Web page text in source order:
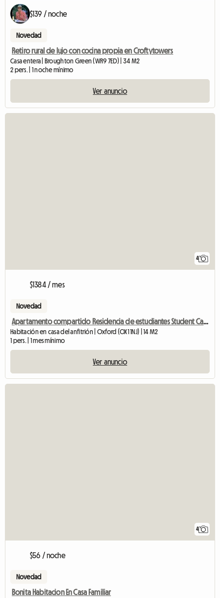
$139 / noche
Novedad
Retiro rural de lujo con cocina propia en Croftytowers
Casa entera | Broughton Green (WR9 7ED) | 34 M2
2 pers. | 1 noche mínimo
Ver anuncio
4
$1384 / mes
Novedad
Apartamento compartido Residencia de estudiantes Student Castle
Habitación en casa del anfitrión | Oxford (OX1 1NJ) | 14 M2
1 pers. | 1 mes mínimo
Ver anuncio
4
$56 / noche
Novedad
Bonita Habitacion En Casa Familiar